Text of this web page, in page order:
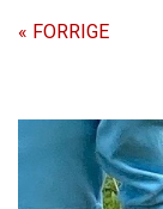
« FORRIGE